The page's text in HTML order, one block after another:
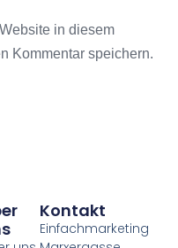
in diesem
Kommentar speichern.
Kontakt
Einfachmarketing